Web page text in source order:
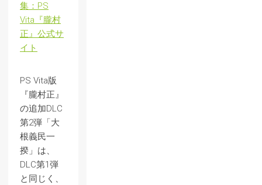
集：PS
Vita『朧村
正』公式サ
イト
PS Vita版
『朧村正』
の追加DLC
第2弾「大
根義民一
揆」は、
DLC第1弾
と同じく、